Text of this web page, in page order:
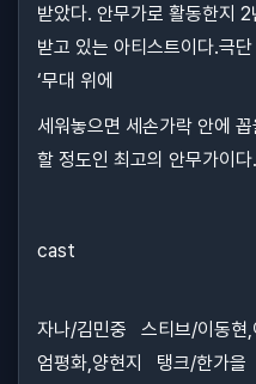
받았다. 안무가로 활동한지
받고 있는 아티스트이다.극
‘무대 위에
세워놓으면 세손가락 안에
할 정도인 최고의 안무가이다.
cast
자나/김민중 스티브/이동
엄평화,양현지 탱크/한가을